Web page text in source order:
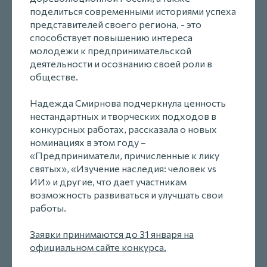
поделиться современными историями успеха
представителей своего региона, - это
способствует повышению интереса
молодежи к предпринимательской
деятельности и осознанию своей роли в
обществе.
Надежда Смирнова подчеркнула ценность
нестандартных и творческих подходов в
конкурсных работах, рассказала о новых
номинациях в этом году –
«Предприниматели, причисленные к лику
святых», «Изучение наследия: человек vs
ИИ» и другие, что дает участникам
возможность развиваться и улучшать свои
работы.
Заявки принимаются до 31 января на
официальном сайте конкурса.